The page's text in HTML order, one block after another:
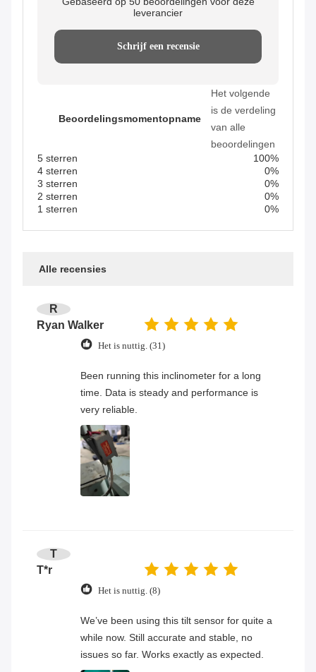
leverancier
Schrijf een recensie
Beoordelingsmomentopname
Het volgende
is de verdeling
van alle
beoordelingen
5 sterren
100%
4 sterren
0%
3 sterren
0%
2 sterren
0%
1 sterren
0%
Alle recensies
R
Ryan Walker
Het is nuttig. (31)
Been running this inclinometer for a long
time. Data is steady and performance is
very reliable.
T
T*r
Het is nuttig. (8)
We’ve been using this tilt sensor for quite a
while now. Still accurate and stable, no
issues so far. Works exactly as expected.